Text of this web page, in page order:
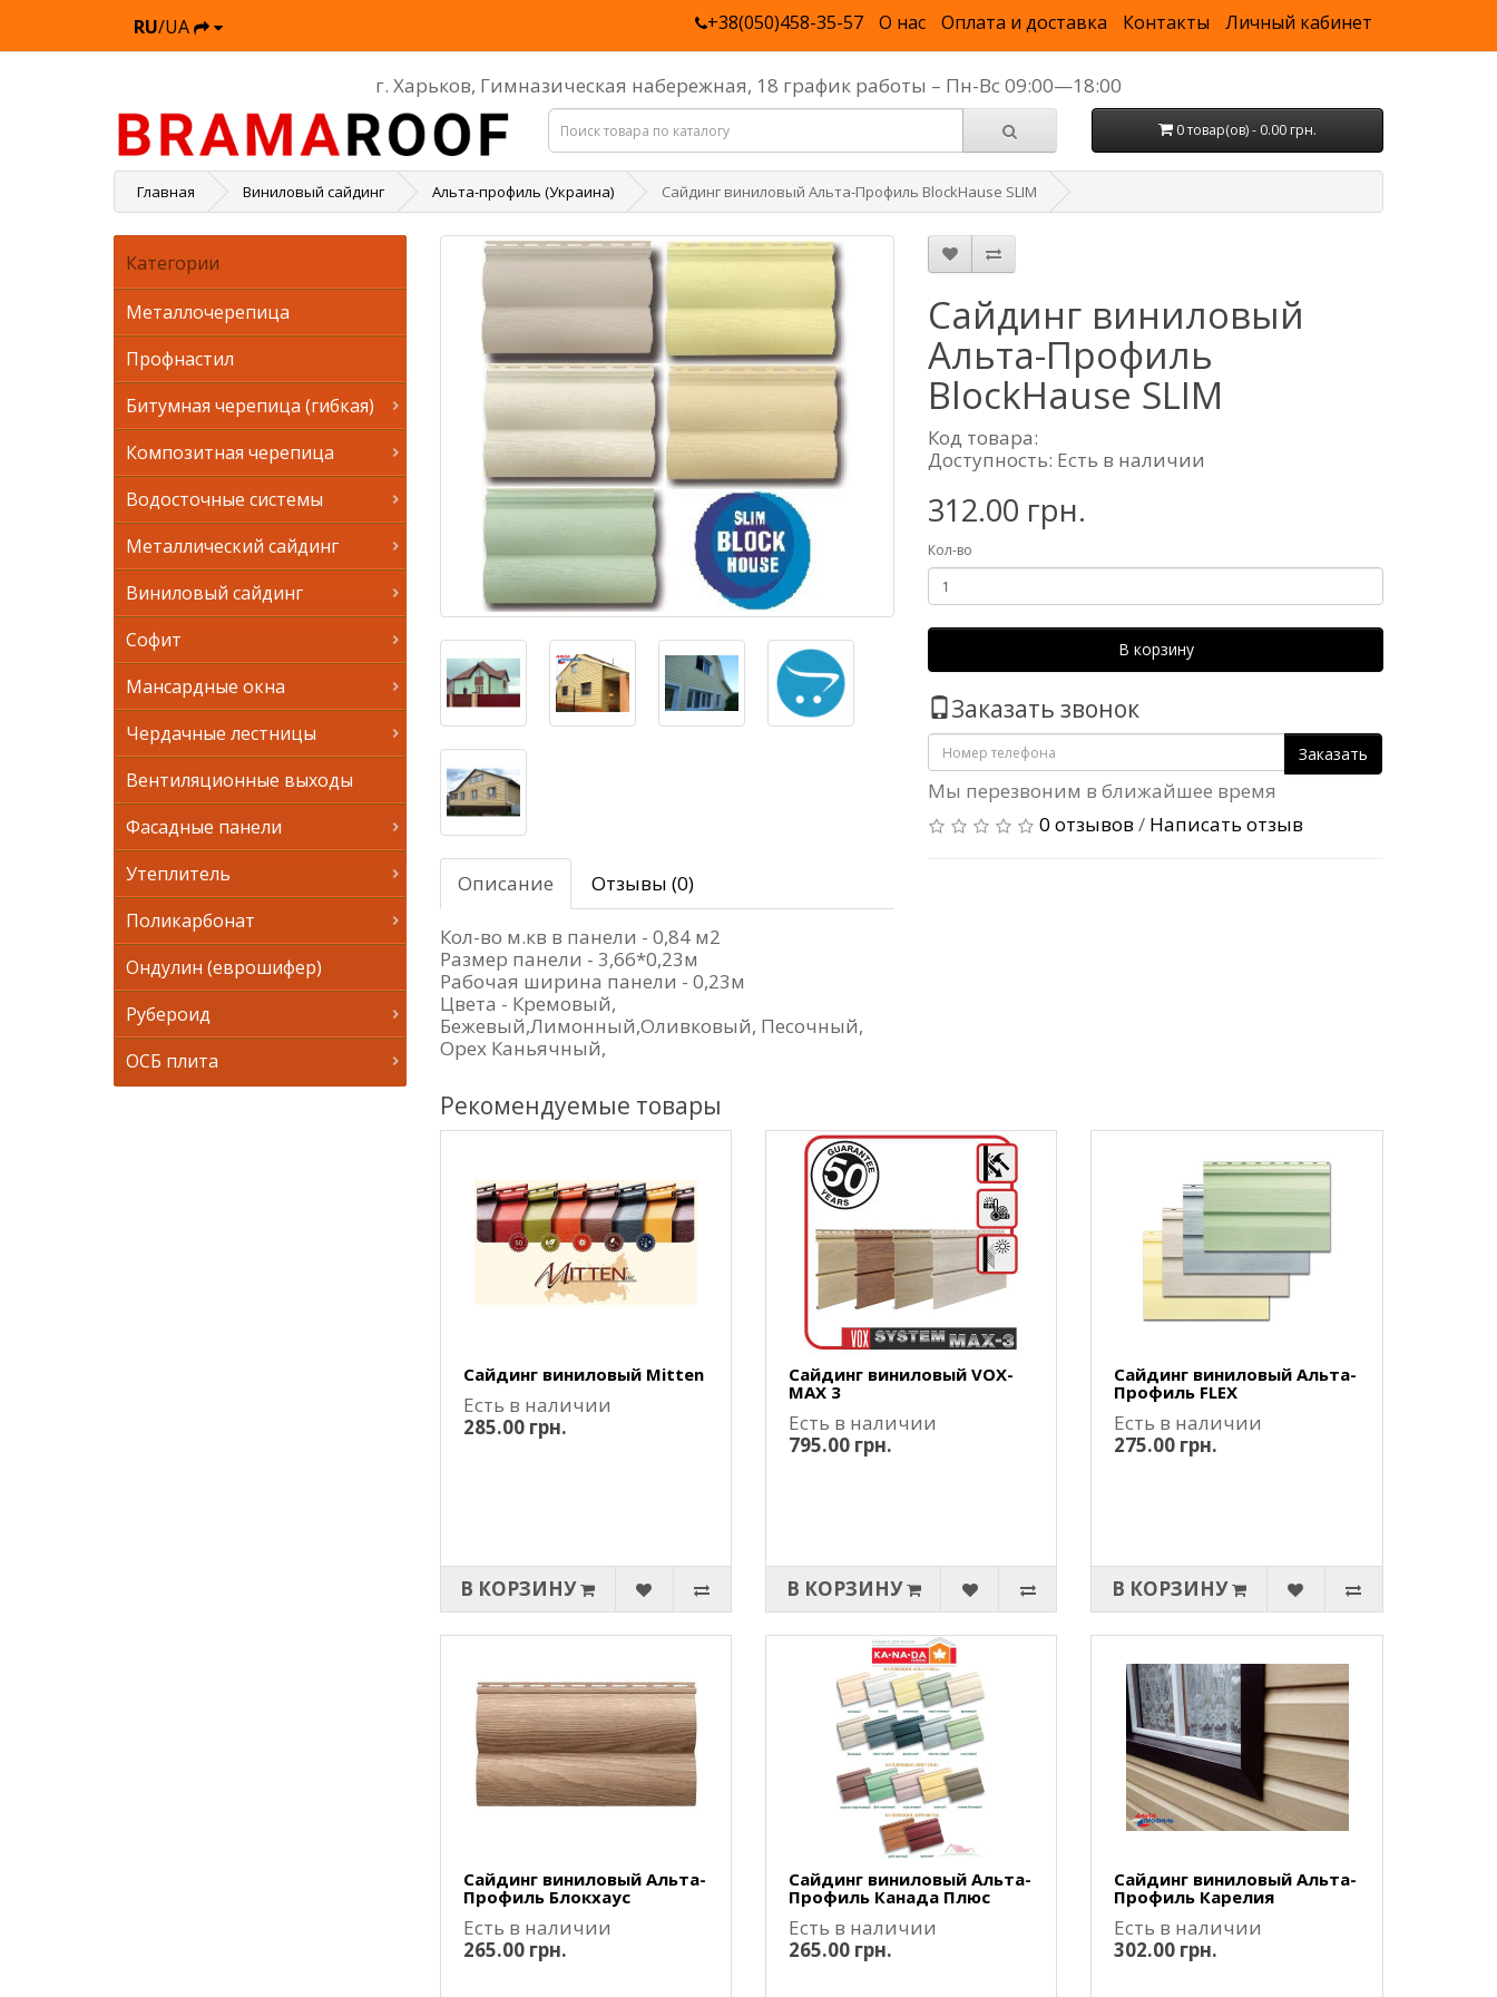
RU/UA +38(050)458-35-57 О нас Оплата и доставка Контакты Личный кабинет
г. Харьков, Гимназическая набережная, 18 график работы – Пн-Вс 09:00—18:00
0 товар(ов) - 0.00 грн.
Главная Виниловый сайдинг Альта-профиль (Украина) Сайдинг виниловый Альта-Профиль BlockHause SLIM
Категории
Металлочерепица
Профнастил
Битумная черепица (гибкая)
Композитная черепица
Водосточные системы
Металлический сайдинг
Виниловый сайдинг
Софит
Мансардные окна
Чердачные лестницы
Вентиляционные выходы
Фасадные панели
Утеплитель
Поликарбонат
Ондулин (еврошифер)
Рубероид
ОСБ плита
Описание Отзывы (0)
Кол-во м.кв в панели - 0,84 м2
Размер панели - 3,66*0,23м
Рабочая ширина панели - 0,23м
Цвета - Кремовый,
Бежевый,Лимонный,Оливковый, Песочный,
Орех Каньячный,
Сайдинг виниловый
Альта-Профиль
BlockHause SLIM
Код товара:
Доступность: Есть в наличии
312.00 грн.
Кол-во
В корзину
Заказать звонок
Заказать
Мы перезвоним в ближайшее время
0 отзывов / Написать отзыв
Рекомендуемые товары
Сайдинг виниловый Mitten
Есть в наличии
285.00 грн.
В КОРЗИНУ
Сайдинг виниловый VOX-
MAX 3
Есть в наличии
795.00 грн.
В КОРЗИНУ
Сайдинг виниловый Альта-
Профиль FLEX
Есть в наличии
275.00 грн.
В КОРЗИНУ
Сайдинг виниловый Альта-
Профиль Блокхаус
Есть в наличии
265.00 грн.
Сайдинг виниловый Альта-
Профиль Канада Плюс
Есть в наличии
265.00 грн.
Сайдинг виниловый Альта-
Профиль Карелия
Есть в наличии
302.00 грн.